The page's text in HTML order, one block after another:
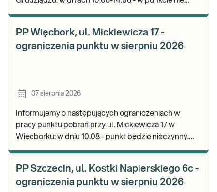
PP Więcbork, ul. Mickiewicza 17 -
ograniczenia punktu w sierpniu 2026
07 sierpnia 2026
Informujemy o następujących ograniczeniach w
pracy punktu pobrań przy ul. Mickiewicza 17 w
Więcborku: w dniu 10.08 - punkt będzie nieczynny.
PP Szczecin, ul. Kostki Napierskiego 6c -
ograniczenia punktu w sierpniu 2026